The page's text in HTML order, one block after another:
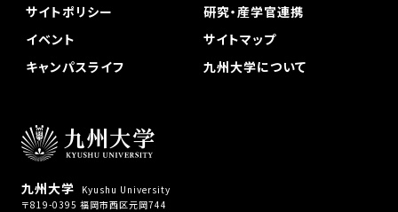
九州大学
Kyushu University
〒819-0395 福岡市西区元岡744
サイトポリシー
研究・産学官連携
イベント
サイトマップ
キャンパスライフ
九州大学について